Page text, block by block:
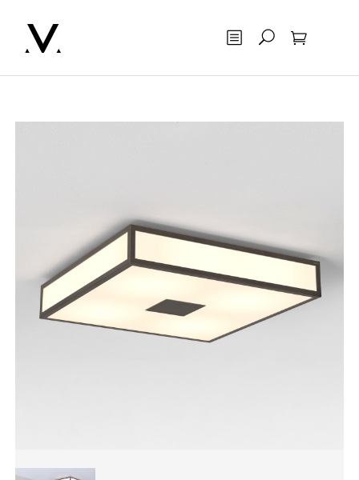
OtsingOstukorv